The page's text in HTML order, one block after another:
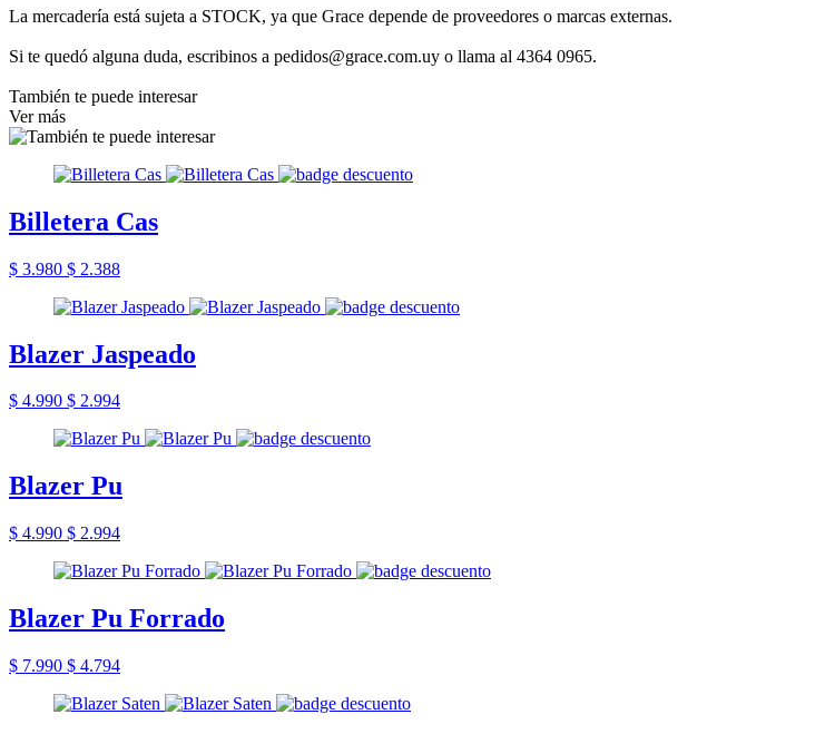
La mercadería está sujeta a STOCK, ya que Grace depende de proveedores o marcas externas.
Si te quedó alguna duda, escribinos a pedidos@grace.com.uy o llama al 4364 0965.
También te puede interesar
Ver más
Billetera Cas
$ 3.980 $ 2.388
Blazer Jaspeado
$ 4.990 $ 2.994
Blazer Pu
$ 4.990 $ 2.994
Blazer Pu Forrado
$ 7.990 $ 4.794